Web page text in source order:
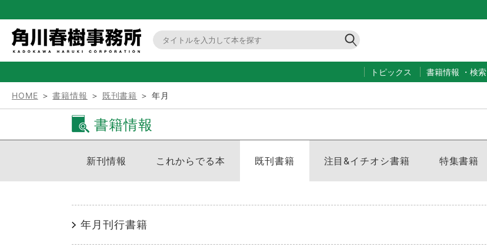
トピックス 書籍情報 ・ 検索
HOME ＞書籍情報 ＞ 既刊書籍 ＞ 年月
書籍情報
新刊情報 これからでる本 既刊書籍 注目&イチオシ書籍 特集書籍
年月刊行書籍